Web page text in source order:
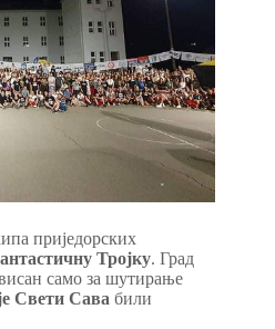
приједорских
Тројку. Град
само за шутирање
Свети Сава били